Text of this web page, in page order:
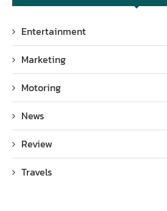
Entertainment
Marketing
Motoring
News
Review
Travels